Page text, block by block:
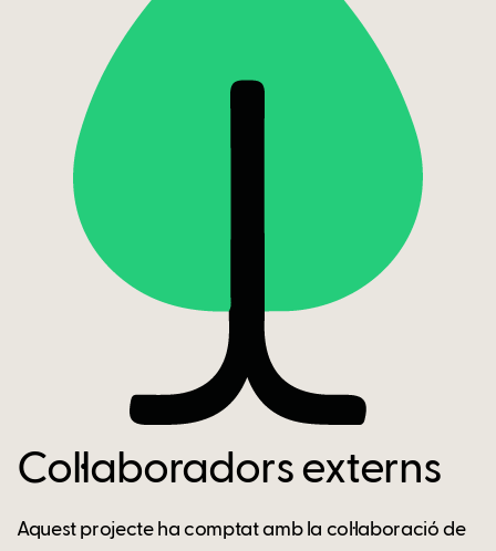
Col·laboradors externs
Aquest projecte ha comptat amb la col·laboració de